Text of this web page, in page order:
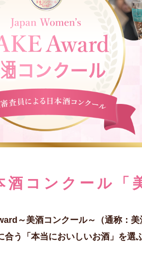
酒コンクール「
～美酒コンクール～（通称：美
う「本当においしいお酒」を選